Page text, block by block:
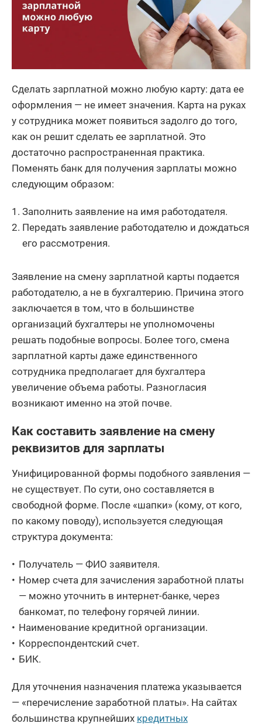
Сделать зарплатной можно любую карту: дата ее
оформления — не имеет значения. Карта на руках
у сотрудника может появиться задолго до того,
как он решит сделать ее зарплатной. Это
достаточно распространенная практика.
Поменять банк для получения зарплаты можно
следующим образом:
Заполнить заявление на имя работодателя.
Передать заявление работодателю и дождаться
его рассмотрения.
Заявление на смену зарплатной карты подается
работодателю, а не в бухгалтерию. Причина этого
заключается в том, что в большинстве
организаций бухгалтеры не уполномочены
решать подобные вопросы. Более того, смена
зарплатной карты даже единственного
сотрудника предполагает для бухгалтера
увеличение объема работы. Разногласия
возникают именно на этой почве.
Как составить заявление на смену
реквизитов для зарплаты
Унифицированной формы подобного заявления —
не существует. По сути, оно составляется в
свободной форме. После «шапки» (кому, от кого,
по какому поводу), используется следующая
структура документа:
Получатель — ФИО заявителя.
Номер счета для зачисления заработной платы
— можно уточнить в интернет-банке, через
банкомат, по телефону горячей линии.
Наименование кредитной организации.
Корреспондентский счет.
БИК.
Для уточнения назначения платежа указывается
— «перечисление заработной платы». На сайтах
большинства крупнейших кредитных